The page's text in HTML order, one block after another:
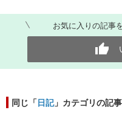
お気に入りの記事
同じ「日記」カテゴリの記事